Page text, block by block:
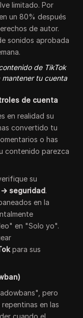
limitado. Por
un 80% después
de autor.
sonidos aprobada
de TikTok
mantener tu cuenta
de cuenta
en realidad su
convertido tu
o has
contenido parezca
su
seguridad.
en la
en "Solo yo".
para sus
pero
en las